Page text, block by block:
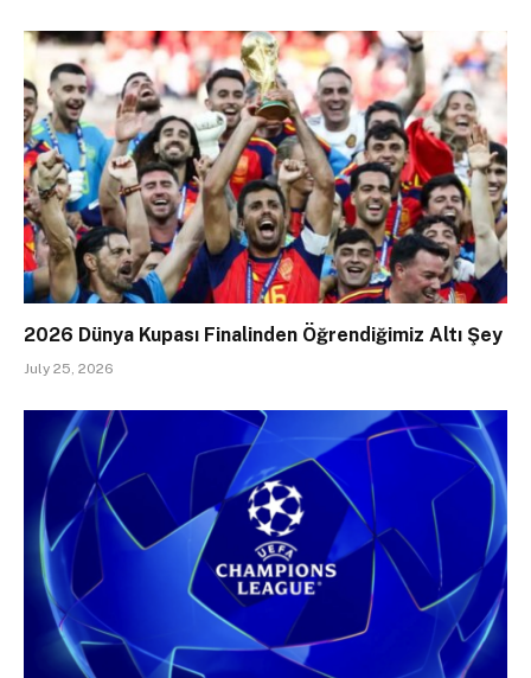
2026 Dünya Kupası Finalinden Öğrendiğimiz Altı Şey
July 25, 2026